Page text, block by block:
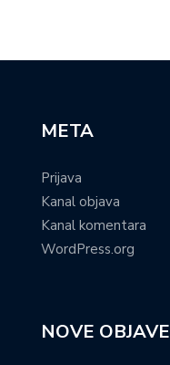
META
Prijava
Kanal objava
Kanal komentara
WordPress.org
NOVE OBJAVE